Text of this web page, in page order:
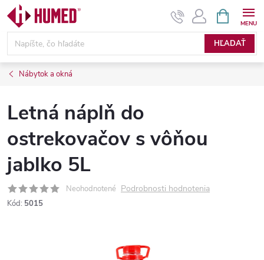
Prejsť
obsah
HĽADAŤ
KOŠÍK
Nábytok a okná
Letná náplň do
ostrekovačov s vôňou
jablko 5L
Neohodnotené Podrobnosti hodnotenia
Kód: 5015